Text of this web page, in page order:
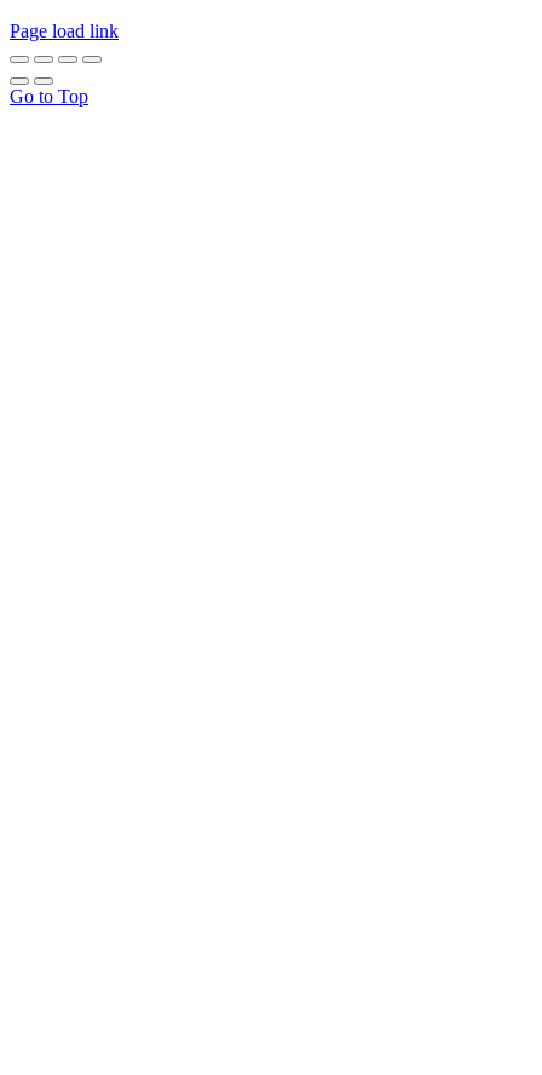
Page load link
Go to Top